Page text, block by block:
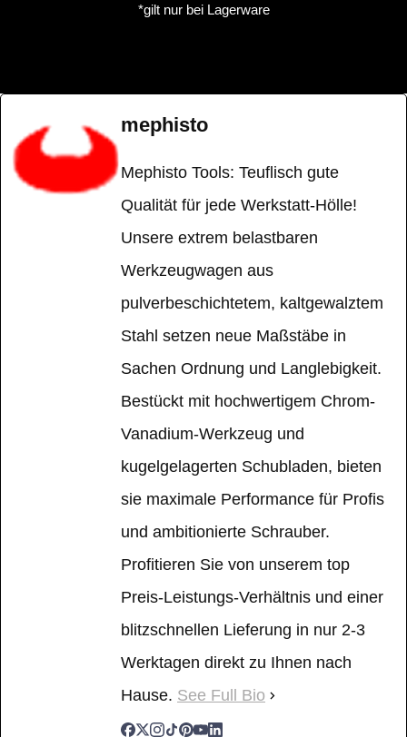
*gilt nur bei Lagerware
mephisto
Mephisto Tools: Teuflisch gute
Qualität für jede Werkstatt-Hölle!
Unsere extrem belastbaren
Werkzeugwagen aus
pulverbeschichtetem, kaltgewalztem
Stahl setzen neue Maßstäbe in
Sachen Ordnung und Langlebigkeit.
Bestückt mit hochwertigem Chrom-
Vanadium-Werkzeug und
kugelgelagerten Schubladen, bieten
sie maximale Performance für Profis
und ambitionierte Schrauber.
Profitieren Sie von unserem top
Preis-Leistungs-Verhältnis und einer
blitzschnellen Lieferung in nur 2-3
Werktagen direkt zu Ihnen nach
Hause. See Full Bio